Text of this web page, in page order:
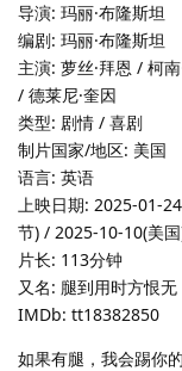
导演: 玛丽·布隆斯坦
编剧: 玛丽·布隆斯坦
主演: 萝丝·拜恩 / 柯
/ 德莱尼·奎因
类型: 剧情 / 喜剧
制片国家/地区: 美国
语言: 英语
上映日期: 2025-01-
节) / 2025-10-10(美
片长: 113分钟
又名: 腿到用时方恨无
IMDb: tt18382850
如果有腿，我会踢你